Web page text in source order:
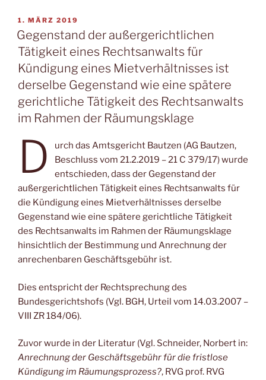
VERÖFFENTLICHT
AM
1. MÄRZ 2019
Gegenstand der außergerichtlichen
Tätigkeit eines Rechtsanwalts für
Kündigung eines Mietverhältnisses ist
derselbe Gegenstand wie eine spätere
gerichtliche Tätigkeit des Rechtsanwalts
im Rahmen der Räumungsklage
D
urch das Amtsgericht Bautzen (AG Bautzen,
Beschluss vom 21.2.2019 – 21 C 379/17) wurde
entschieden, dass der Gegenstand der
außergerichtlichen Tätigkeit eines Rechtsanwalts für
die Kündigung eines Mietverhältnisses derselbe
Gegenstand wie eine spätere gerichtliche Tätigkeit
des Rechtsanwalts im Rahmen der Räumungsklage
hinsichtlich der Bestimmung und Anrechnung der
anrechenbaren Geschäftsgebühr ist.
Dies entspricht der Rechtsprechung des
Bundesgerichtshofs (Vgl. BGH, Urteil vom 14.03.2007 –
VIII ZR 184/06).
Zuvor wurde in der Literatur (Vgl. Schneider, Norbert in:
Anrechnung der Geschäftsgebühr für die fristlose
Kündigung im Räumungsprozess?, RVG prof. RVG